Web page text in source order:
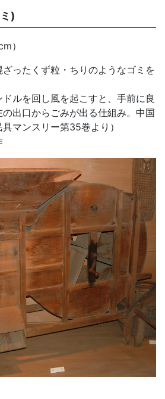
)
）
ったくず粒・ちりのようなゴミを
ドルを回し風を起こすと、手前に良
出口からごみが出る仕組み。中国
マンスリー第35巻より）